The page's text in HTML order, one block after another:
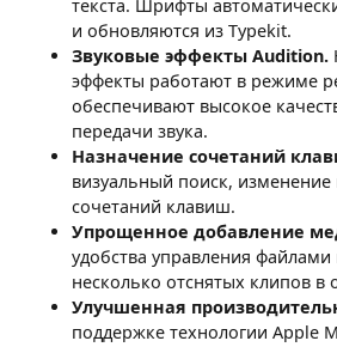
текста. Шрифты
и обновляются из Typekit.
Звуковые эффекты Audition.
эффекты работают в режиме
обеспечивают высокое
передачи звука.
Назначение сочетаний
визуальный поиск, изменение
сочетаний клавиш.
Упрощенное добавление
удобства управления
несколько отснятых клипов в
Улучшенная
поддержке технологии Apple